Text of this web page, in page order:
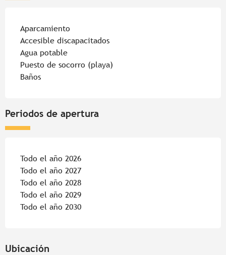
Aparcamiento
Accesible discapacitados
Agua potable
Puesto de socorro (playa)
Baños
Periodos de apertura
Todo el año 2026
Todo el año 2027
Todo el año 2028
Todo el año 2029
Todo el año 2030
Ubicación